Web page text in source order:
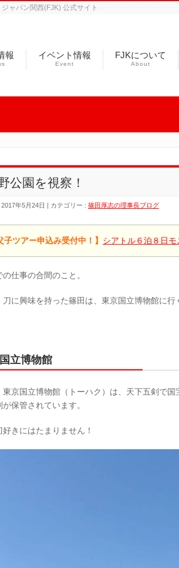
ャパン関西(FJK) 公式サイト
報 イベント情報
Event
FJKについて
About
野公園を視察！
年5月24日 カテゴリー : 篠田厚志の理事長ブログ
子ツアー申込み受付中！】 シアトル６泊８日
仕事の合間のこと。
刀に興味を持った篠田は、東京国立博物館に行
立博物館
東京国立博物館（トーハク）は、天下五剣で
が保管されています。
好きにはたまりません！